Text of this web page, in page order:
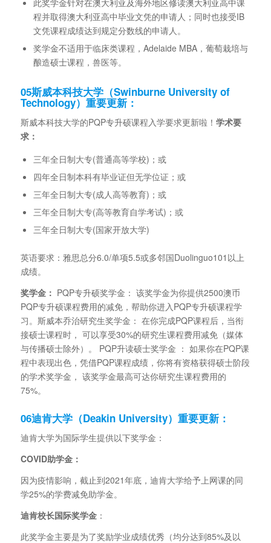
程并取得澳大利亚高中毕业文凭的申请人；同时也接受IB
文凭课程成绩达到规定分数线的申请人。
奖学金不适用于临床类课程，Adelaide MBA，葡萄栽培与
酿造硕士课程，兽医等。
05斯威本科技大学（Swinburne University of
Technology）重要更新：
斯威本科技大学的PQP专升硕课程入学要求更新啦！ 学术要
求：
三年全日制大专(普通高等学校)；或
四年全日制本科有毕业证但无学位证；或
三年全日制大专(成人高等教育)；或
三年全日制大专(高等教育自学考试)；或
三年全日制大专(国家开放大学)
英语要求：雅思总分6.0/单项5.5或多邻国Duolinguo101以上
成绩。
奖学金： PQP专升硕奖学金： 该奖学金为你提供2500澳币
PQP专升硕课程费用的减免，帮助你进入PQP专升硕课程学
习。斯威本乔治研究生奖学金： 在你完成PQP课程后，当衔
接硕士课程时， 可以享受30%的研究生课程费用减免（媒体
与传播硕士除外）。 PQP升读硕士奖学金 ： 如果你在PQP课
程中表现出色，凭借PQP课程成绩，你将有资格获得硕士阶段
的学术奖学金， 该奖学金最高可达你研究生课程费用的
75%。
06迪肯大学（Deakin University）重要更新：
迪肯大学为国际学生提供以下奖学金：
COVID助学金：
因为疫情影响，截止到2021年底，迪肯大学给予上网课的同
学25%的学费减免助学金。
迪肯校长国际奖学金：
此奖学金主要是为了奖励学业成绩优秀（均分达到85%及以